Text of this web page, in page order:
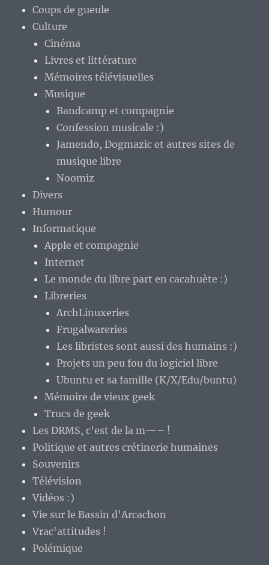
Coups de gueule
Culture
Cinéma
Livres et littérature
Mémoires télévisuelles
Musique
Bandcamp et compagnie
Confession musicale :)
Jamendo, Dogmazic et autres sites de
musique libre
Noomiz
Divers
Humour
Informatique
Apple et compagnie
Internet
Le monde du libre part en cacahuète :)
Libreries
ArchLinuxeries
Frugalwareries
Les libristes sont aussi des humains :)
Projets un peu fou du logiciel libre
Ubuntu et sa famille (K/X/Edu/buntu)
Mémoire de vieux geek
Trucs de geek
Les DRMS, c'est de la m—– !
Politique et autres crétinerie humaines
Souvenirs
Télévision
Vidéos :)
Vie sur le Bassin d'Arcachon
Vrac'attitudes !
Polémique